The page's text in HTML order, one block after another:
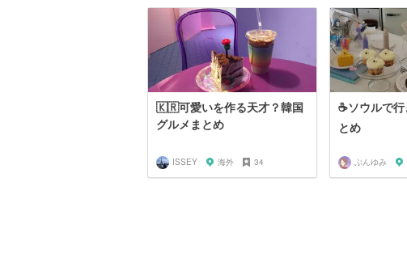
🇰🇷可愛いを作る天才？韓国
グルメまとめ
ISSEY 海外 34
☕ソウルで
とめ
ぶんゆみ